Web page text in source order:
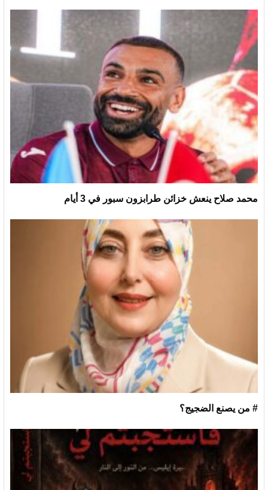
محمد صلاح ينعش خزائن طرابزون سبور في 3 أيام
# من يصنع الضجيج؟